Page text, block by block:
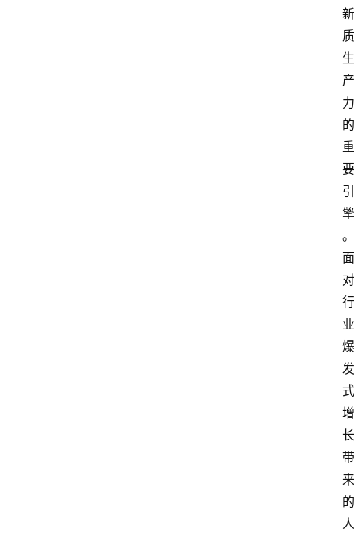
新
质
生
产
力
的
重
要
引
擎
。
面
对
行
业
爆
发
式
增
长
带
来
的
人